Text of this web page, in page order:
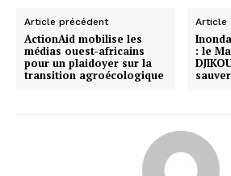
Article précédent
ActionAid mobilise les
médias ouest-africains
pour un plaidoyer sur la
transition agroécologique
Article
: le